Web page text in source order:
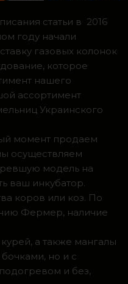
статьи в 2016
году начали
газовых колонок
которое
нашего
ассортимент
Украинского
момент продаем
осуществляем
модель на
ваш инкубатор.
коров или коз. По
Фермер, наличие
а также мангалы
но и с
и без,